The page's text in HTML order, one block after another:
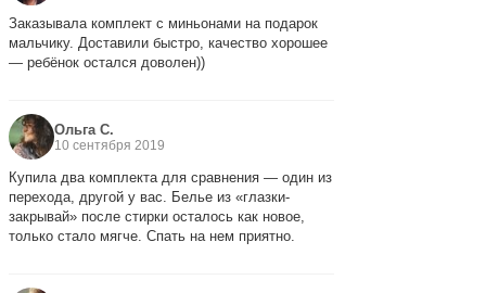
Заказывала комплект с миньонами на подарок
мальчику. Доставили быстро, качество хорошее
— ребёнок остался доволен))
Ольга С.
10 сентября 2019
Купила два комплекта для сравнения — один из
перехода, другой у вас. Белье из «глазки-
закрывай» после стирки осталось как новое,
только стало мягче. Спать на нем приятно.